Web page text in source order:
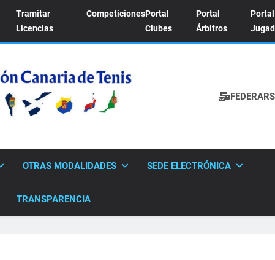
Tramitar
Licencias
CompeticionesPortal
Clubes
Portal
Árbitros
Portal
CANARIA DE
OTRAS MODALIDADES SEDE ELECTRÓNICA
TRANSPARENCIA